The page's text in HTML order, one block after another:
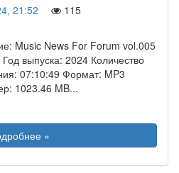
21:52 115
Music News For Forum vol.005
выпуска: 2024 Количество
07:10:49 Формат: MP3
1023.46 MB...
»